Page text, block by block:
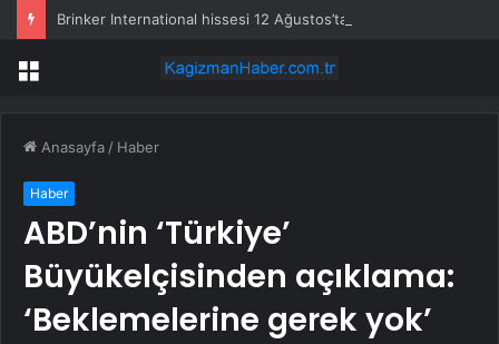
Menü
Anasayfa / Haber
Haber
ABD’nin ‘Türkiye’
Büyükelçisinden açıklama:
‘Beklemelerine gerek yok’